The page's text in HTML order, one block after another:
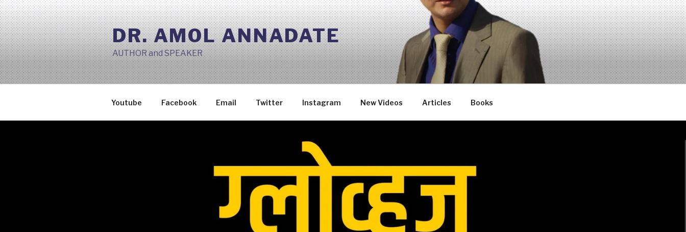
Skip
to
content
DR. AMOL ANNADATE
AUTHOR and SPEAKER
Youtube Facebook Email Twitter Instagram New Videos Articles Books